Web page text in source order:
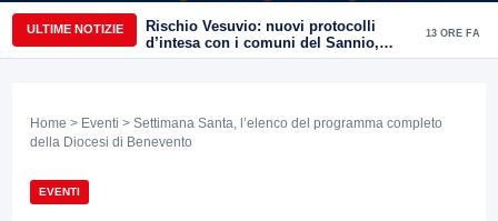
ULTIME NOTIZIE
Rischio Vesuvio: nuovi protocolli
d’intesa con i comuni del Sannio,
firmato il protocollo con Arpaise
13 ORE FA
Home > Eventi > Settimana Santa, l’elenco del programma completo
della Diocesi di Benevento
EVENTI